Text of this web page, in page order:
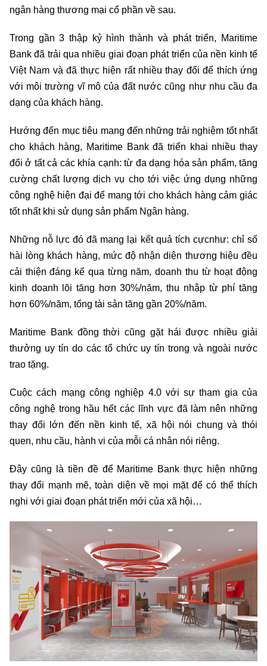
ngân hàng thương mại cổ phần về sau.
Trong gần 3 thập kỷ hình thành và phát triển, Maritime
Bank đã trải qua nhiều giai đoạn phát triển của nền kinh tế
Việt Nam và đã thực hiện rất nhiều thay đổi để thích ứng
với môi trường vĩ mô của đất nước cũng như nhu cầu đa
dạng của khách hàng.
Hướng đến mục tiêu mang đến những trải nghiệm tốt nhất
cho khách hàng, Maritime Bank đã triển khai nhiều thay
đổi ở tất cả các khía cạnh: từ đa dạng hóa sản phẩm, tăng
cường chất lượng dịch vụ cho tới việc ứng dụng những
công nghệ hiện đại để mang tới cho khách hàng cảm giác
tốt nhất khi sử dụng sản phẩm Ngân hàng.
Những nỗ lực đó đã mang lại kết quả tích cựcnhư: chỉ số
hài lòng khách hàng, mức độ nhận diện thương hiệu đều
cải thiện đáng kể qua từng năm, doanh thu từ hoạt động
kinh doanh lõi tăng hơn 30%/năm, thu nhập từ phí tăng
hơn 60%/năm, tổng tài sản tăng gần 20%/năm.
Maritime Bank đồng thời cũng gặt hái được nhiều giải
thưởng uy tín do các tổ chức uy tín trong và ngoài nước
trao tặng.
Cuộc cách mạng công nghiệp 4.0 với sự tham gia của
công nghệ trong hầu hết các lĩnh vực đã làm nên những
thay đổi lớn đến nền kinh tế, xã hội nói chung và thói
quen, nhu cầu, hành vi của mỗi cá nhân nói riêng.
Đây cũng là tiền đề để Maritime Bank thực hiện những
thay đổi mạnh mẽ, toàn diện về mọi mặt để có thể thích
nghi với giai đoạn phát triển mới của xã hội…